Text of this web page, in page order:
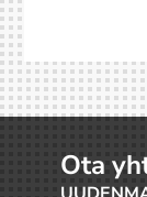
Ota